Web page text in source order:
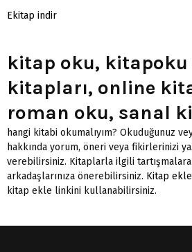
Ekitap indir
kitap oku, kitapoku
kitapları, online
roman oku, sanal
hangi kitabi okumalıyım? Okuduğunuz
hakkında yorum, öneri veya fikirlerinizi
verebilirsiniz. Kitaplarla ilgili
arkadaşlarınıza önerebilirsiniz. Kitap
kitap ekle linkini kullanabilirsiniz.